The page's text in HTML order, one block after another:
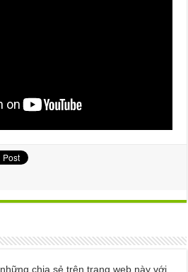
chia sẻ trên trang web này với